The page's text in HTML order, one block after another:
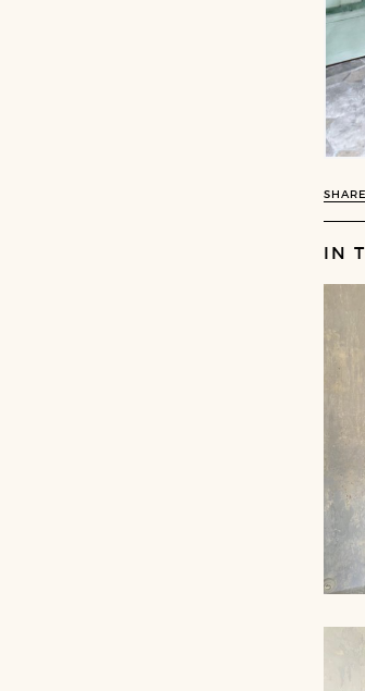
SHARE
IN